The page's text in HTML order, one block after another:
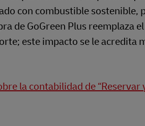
con combustible sostenible,
de GoGreen Plus reemplaza
este impacto se le acredita
la contabilidad de “Reservar